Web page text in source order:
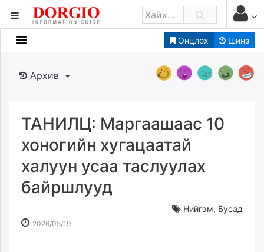
Онцлох Шинэ
Мэдээллийн
Банк санхүү
Бизнес ААН
Төрийн
dorgio.mn
Gogo.mn
news.mn
zindaa.mn
Архив
ТАНИЛЦ: Маргаашаас 10
хоногийн хугацаатай
халуун усаа таслуулах
байршлууд
Нийгэм, Бусад
2026/05/192026-
2026-